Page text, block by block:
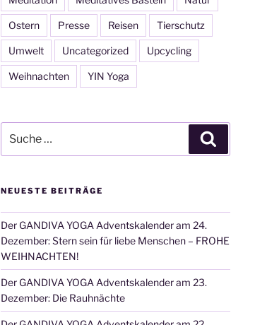
Ostern Presse Reisen Tierschutz
Umwelt Uncategorized Upcycling
Weihnachten YIN Yoga
nach:
NEUESTE BEITRÄGE
Der GANDIVA YOGA Adventskalender am 24.
Dezember: Stern sein für liebe Menschen – FROHE
WEIHNACHTEN!
Der GANDIVA YOGA Adventskalender am 23.
Dezember: Die Rauhnächte